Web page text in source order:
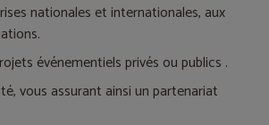
nationales et internationales, aux
événementiels privés ou publics .
vous assurant ainsi un partenariat